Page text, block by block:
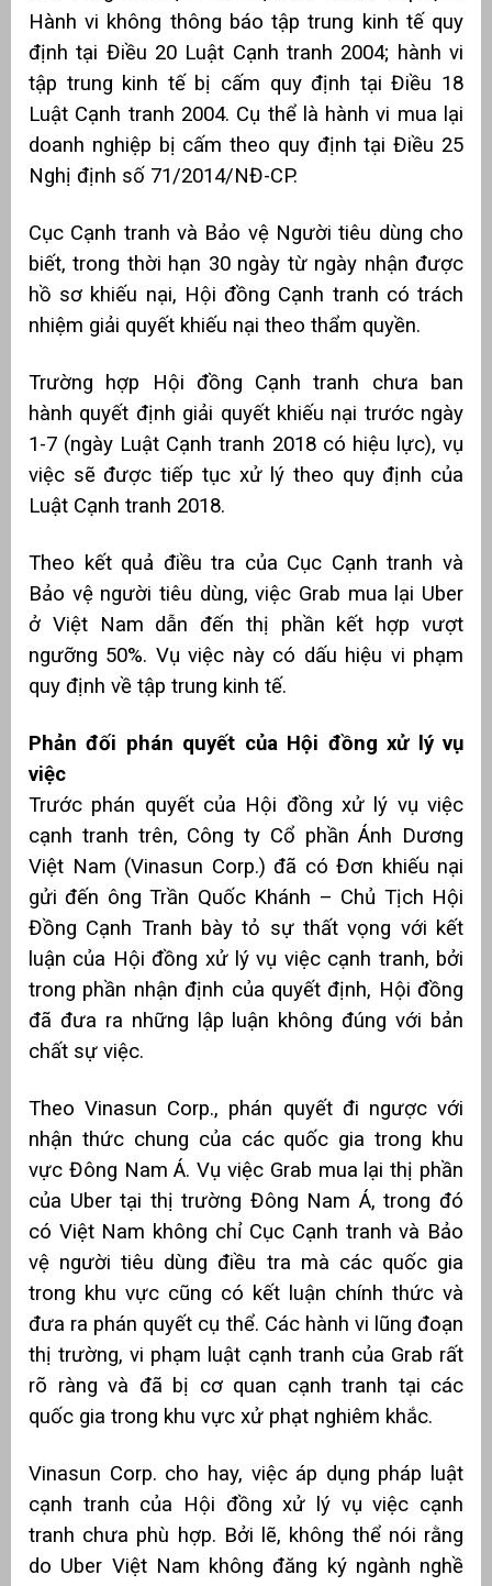
Hành vi không thông báo tập trung kinh tế quy
định tại Điều 20 Luật Cạnh tranh 2004; hành vi
tập trung kinh tế bị cấm quy định tại Điều 18
Luật Cạnh tranh 2004. Cụ thể là hành vi mua lại
doanh nghiệp bị cấm theo quy định tại Điều 25
Nghị định số 71/2014/NĐ-CP.
Cục Cạnh tranh và Bảo vệ Người tiêu dùng cho
biết, trong thời hạn 30 ngày từ ngày nhận được
hồ sơ khiếu nại, Hội đồng Cạnh tranh có trách
nhiệm giải quyết khiếu nại theo thẩm quyền.
Trường hợp Hội đồng Cạnh tranh chưa ban
hành quyết định giải quyết khiếu nại trước ngày
1-7 (ngày Luật Cạnh tranh 2018 có hiệu lực), vụ
việc sẽ được tiếp tục xử lý theo quy định của
Luật Cạnh tranh 2018.
Theo kết quả điều tra của Cục Cạnh tranh và
Bảo vệ người tiêu dùng, việc Grab mua lại Uber
ở Việt Nam dẫn đến thị phần kết hợp vượt
ngưỡng 50%. Vụ việc này có dấu hiệu vi phạm
quy định về tập trung kinh tế.
Phản đối phán quyết của Hội đồng xử lý vụ
việc
Trước phán quyết của Hội đồng xử lý vụ việc
cạnh tranh trên, Công ty Cổ phần Ánh Dương
Việt Nam (Vinasun Corp.) đã có Đơn khiếu nại
gửi đến ông Trần Quốc Khánh – Chủ Tịch Hội
Đồng Cạnh Tranh bày tỏ sự thất vọng với kết
luận của Hội đồng xử lý vụ việc cạnh tranh, bởi
trong phần nhận định của quyết định, Hội đồng
đã đưa ra những lập luận không đúng với bản
chất sự việc.
Theo Vinasun Corp., phán quyết đi ngược với
nhận thức chung của các quốc gia trong khu
vực Đông Nam Á. Vụ việc Grab mua lại thị phần
của Uber tại thị trường Đông Nam Á, trong đó
có Việt Nam không chỉ Cục Cạnh tranh và Bảo
vệ người tiêu dùng điều tra mà các quốc gia
trong khu vực cũng có kết luận chính thức và
đưa ra phán quyết cụ thể. Các hành vi lũng đoạn
thị trường, vi phạm luật cạnh tranh của Grab rất
rõ ràng và đã bị cơ quan cạnh tranh tại các
quốc gia trong khu vực xử phạt nghiêm khắc.
Vinasun Corp. cho hay, việc áp dụng pháp luật
cạnh tranh của Hội đồng xử lý vụ việc cạnh
tranh chưa phù hợp. Bởi lẽ, không thể nói rằng
do Uber Việt Nam không đăng ký ngành nghề